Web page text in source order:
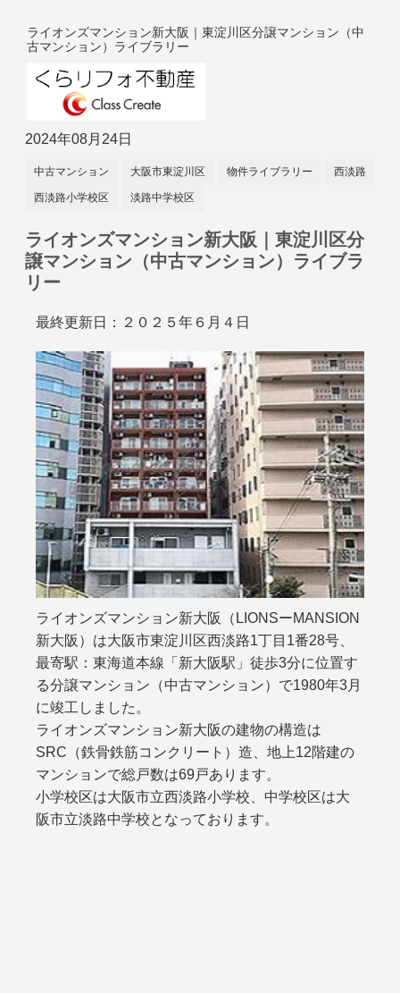
ライオンズマンション新大阪｜東淀川区分譲マンション（中
古マンション）ライブラリー
2024年08月24日
中古マンション 大阪市東淀川区 物件ライブラリー 西淡路
西淡路小学校区 淡路中学校区
ライオンズマンション新大阪｜東淀川区分
譲マンション（中古マンション）ライブラ
リー
最終更新日：２０２５年６月４日
ライオンズマンション新大阪（LIONSーMANSION
新大阪）は大阪市東淀川区西淡路1丁目1番28号、
最寄駅：東海道本線「新大阪駅」徒歩3分に位置す
る分譲マンション（中古マンション）で1980年3月
に竣工しました。
ライオンズマンション新大阪の建物の構造は
SRC（鉄骨鉄筋コンクリート）造、地上12階建の
マンションで総戸数は69戸あります。
小学校区は大阪市立西淡路小学校、中学校区は大
阪市立淡路中学校となっております。